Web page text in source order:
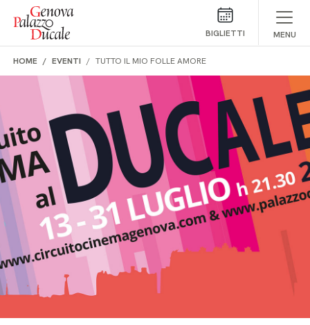
Salta al contenuto
BIGLIETTI MENU
HOME EVENTI TUTTO IL MIO FOLLE AMORE